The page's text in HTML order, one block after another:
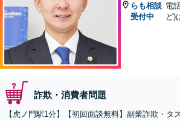
らも相談
受付中
電
ど)
詐欺・消費者問題
【虎ノ門駅1分】【初回面談無料】副業詐欺・タ